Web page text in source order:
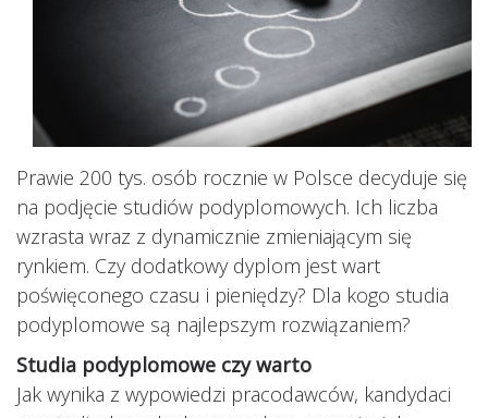
Prawie 200 tys. osób rocznie w Polsce decyduje się
na podjęcie studiów podyplomowych. Ich liczba
wzrasta wraz z dynamicznie zmieniającym się
rynkiem. Czy dodatkowy dyplom jest wart
poświęconego czasu i pieniędzy? Dla kogo studia
podyplomowe są najlepszym rozwiązaniem?
Studia podyplomowe czy warto
Jak wynika z wypowiedzi pracodawców, kandydaci